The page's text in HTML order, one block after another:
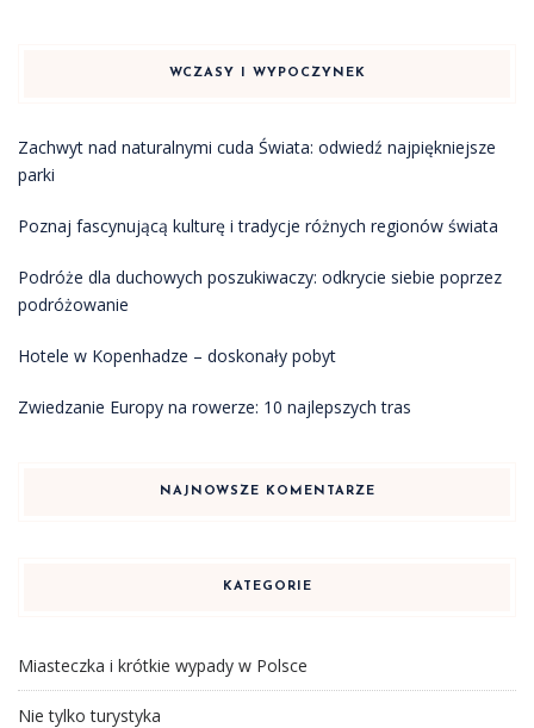
WCZASY I WYPOCZYNEK
Zachwyt nad naturalnymi cuda Świata: odwiedź najpiękniejsze
parki
Poznaj fascynującą kulturę i tradycje różnych regionów świata
Podróże dla duchowych poszukiwaczy: odkrycie siebie poprzez
podróżowanie
Hotele w Kopenhadze – doskonały pobyt
Zwiedzanie Europy na rowerze: 10 najlepszych tras
NAJNOWSZE KOMENTARZE
KATEGORIE
Miasteczka i krótkie wypady w Polsce
Nie tylko turystyka